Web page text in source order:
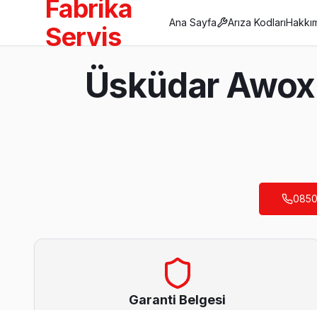
Üsküdar'da Mahalle Mahalle Awox TV Servis
Acıbadem sakinlerine özel: Awox TV tamirinde parça
Acıbadem Awox Anakart Tamiri →
Fabrika
Servis
Ana Sayfa Arıza Kodları
Üsküdar
0850
Garanti Belgesi